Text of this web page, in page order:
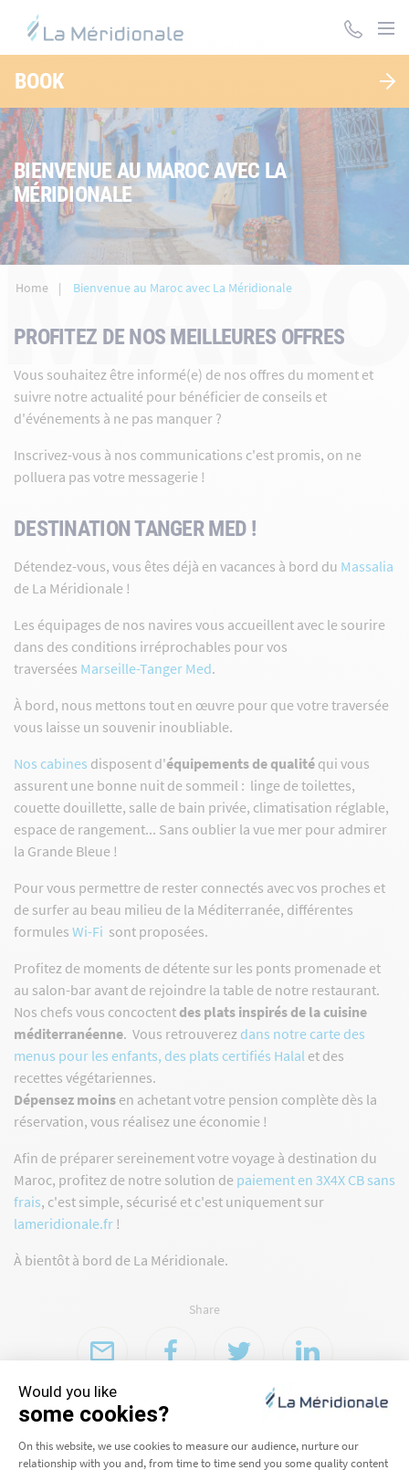
main
content
BOOK
BIENVENUE AU MAROC AVEC LA
MÉRIDIONALE
Home Bienvenue au Maroc avec La Méridionale
PROFITEZ DE NOS MEILLEURES OFFRES
Vous souhaitez être informé(e) de nos offres du moment et
suivre notre actualité pour bénéficier de conseils et
d'événements à ne pas manquer ?
Inscrivez-vous à nos communications c'est promis, on ne
polluera pas votre messagerie !
DESTINATION TANGER MED !
Détendez-vous, vous êtes déjà en vacances à bord du Massalia
de La Méridionale !
Les équipages de nos navires vous accueillent avec le sourire
dans des conditions irréprochables pour vos
traversées Marseille-Tanger Med.
À bord, nous mettons tout en œuvre pour que votre traversée
vous laisse un souvenir inoubliable.
Nos cabines disposent d'équipements de qualité qui vous
assurent une bonne nuit de sommeil : linge de toilettes,
couette douillette, salle de bain privée, climatisation réglable,
espace de rangement... Sans oublier la vue mer pour admirer
la Grande Bleue !
Pour vous permettre de rester connectés avec vos proches et
de surfer au beau milieu de la Méditerranée, différentes
formules Wi-Fi sont proposées.
Profitez de moments de détente sur les ponts promenade et
au salon-bar avant de rejoindre la table de notre restaurant.
Nos chefs vous concoctentdes plats inspirés de la cuisine
méditerranéenne. Vous retrouverez dans notre carte des
menus pour les enfants, des plats certifiés Halal et des
recettes végétariennes.
Dépensez moins en achetant votre pension complète dès la
réservation, vous réalisez une économie !
Afin de préparer sereinement votre voyage à destination du
Maroc, profitez de notre solution de paiement en 3X4X CB sans
frais, c'est simple, sécurisé et c'est uniquement sur
lameridionale.fr !
À bientôt à bord de La Méridionale.
Share
LA MÉRIDIONALE DESTINATIONS
BOOK MY JOURNEY